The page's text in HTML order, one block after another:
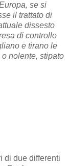
se si
il trattato di
dissesto
di controllo
e tirano le
nolente, stipato
di due differenti